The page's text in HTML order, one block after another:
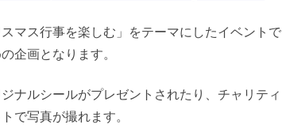
マス行事を楽しむ」をテーマにしたイベントで
企画となります。
ナルシールがプレゼントされたり、チャリティ
で写真が撮れます。